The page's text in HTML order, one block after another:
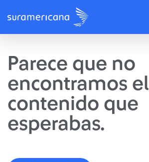
Parece que no
encontramos el
contenido que
esperabas.